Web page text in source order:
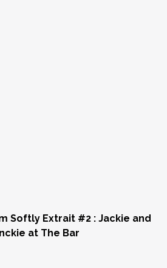
Softly Extrait #2 : Jackie and
at The Bar